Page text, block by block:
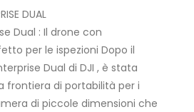
DUAL
Dual : Il drone con
per le ispezioni Dopo il
Dual di DJI , è stata
frontiera di portabilità per i
di piccole dimensioni che